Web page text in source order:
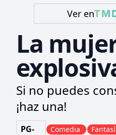
Ver en
La
Si no puedes
¡haz una!
PG-
Comedia